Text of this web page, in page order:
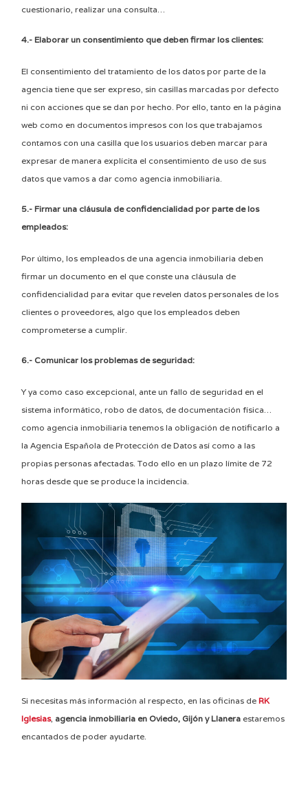
cuestionario, realizar una consulta…
4.- Elaborar un consentimiento que deben firmar los clientes:
El consentimiento del tratamiento de los datos por parte de la
agencia tiene que ser expreso, sin casillas marcadas por defecto
ni con acciones que se dan por hecho. Por ello, tanto en la página
web como en documentos impresos con los que trabajamos
contamos con una casilla que los usuarios deben marcar para
expresar de manera explícita el consentimiento de uso de sus
datos que vamos a dar como agencia inmobiliaria.
5.- Firmar una cláusula de confidencialidad por parte de los
empleados:
Por último, los empleados de una agencia inmobiliaria deben
firmar un documento en el que conste una cláusula de
confidencialidad para evitar que revelen datos personales de los
clientes o proveedores, algo que los empleados deben
comprometerse a cumplir.
6.- Comunicar los problemas de seguridad:
Y ya como caso excepcional, ante un fallo de seguridad en el
sistema informático, robo de datos, de documentación física…
como agencia inmobiliaria tenemos la obligación de notificarlo a
la Agencia Española de Protección de Datos así como a las
propias personas afectadas. Todo ello en un plazo límite de 72
horas desde que se produce la incidencia.
Si necesitas más información al respecto, en las oficinas de RK
Iglesias, agencia inmobiliaria en Oviedo, Gijón y Llanera estaremos
encantados de poder ayudarte.